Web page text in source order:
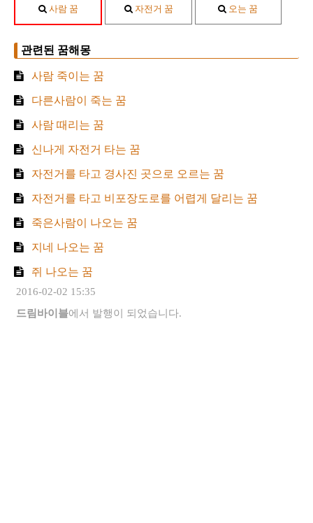
사람 꿈 자전거 꿈 오는 꿈
관련된 꿈해몽
사람 죽이는 꿈
다른사람이 죽는 꿈
사람 때리는 꿈
신나게 자전거 타는 꿈
자전거를 타고 경사진 곳으로 오르는 꿈
자전거를 타고 비포장도로를 어렵게 달리는 꿈
죽은사람이 나오는 꿈
지네 나오는 꿈
쥐 나오는 꿈
2016-02-02 15:35
드림바이블에서 발행이 되었습니다.